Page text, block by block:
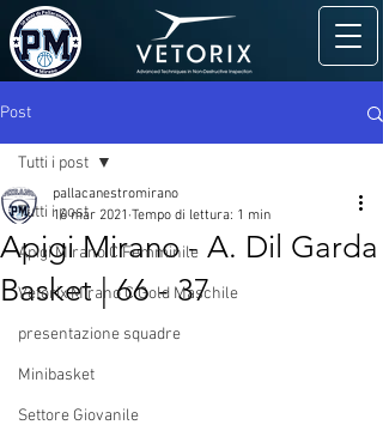
Post
Tutti i post
Apigi Mirano C Femminile
Vetorix Mirano C Gold Maschile
presentazione squadre
Minibasket
Settore Giovanile
Tutti i post
Apigi Mirano - A. Dil Garda
Basket | 66 - 37
pallacanestromirano
16 mar 2021 Tempo di lettura: 1 min